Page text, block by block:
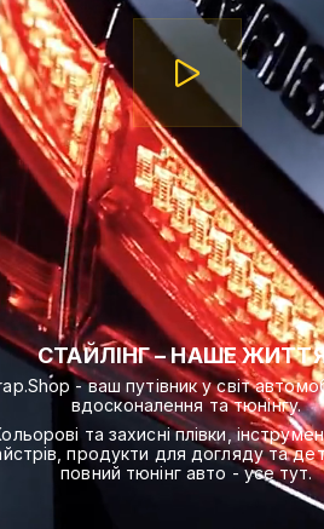
СТАЙЛІНГ – НАШЕ
- ваш путівник у світ
вдосконалення та тюнінгу.
та захисні плівки,
продукти для догляду та
повний тюнінг авто - усе тут.